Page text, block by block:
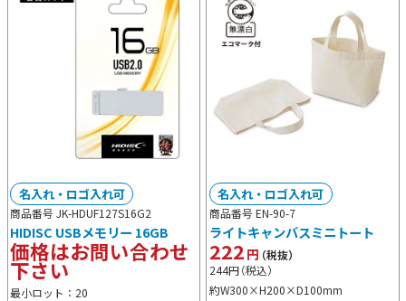
商品番号 JK-HDUF127S16G2
HIDISC USBメモリー 16GB
価格はお問い合わせ
下さい
最小ロット：20
名入れ・ロゴ入れ可
商品番号 EN-90-7
ライトキャンバスミニトート
222円（税抜）
244円（税込）
約W300×H200×D100mm
名入れ・ロゴ入れ可